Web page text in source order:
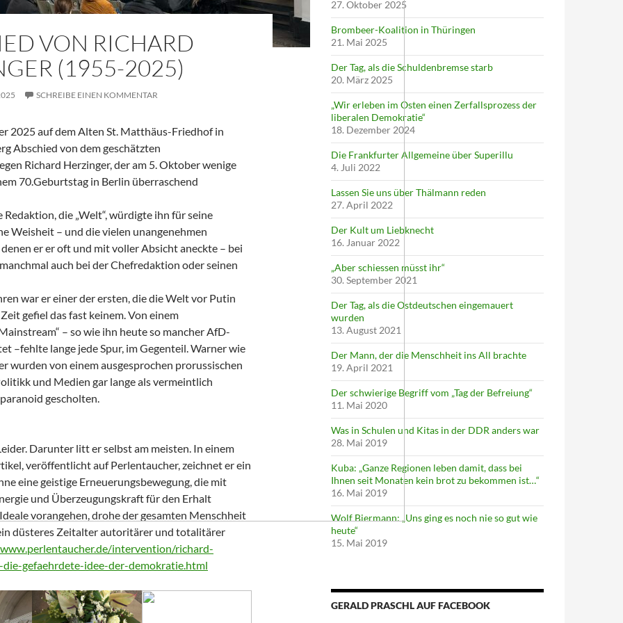
VON RICHARD
(1955-2025)
SCHREIBE EINEN KOMMENTAR
2025 auf dem Alten St. Matthäus-Friedhof in
Abschied von dem geschätzten
Richard Herzinger, der am 5. Oktober wenige
70.Geburtstag in Berlin überraschend
Redaktion, die „Welt“, würdigte ihn für seine
Weisheit – und die vielen unangenehmen
er er oft und mit voller Absicht aneckte – bei
auch bei der Chefredaktion oder seinen
war er einer der ersten, die die Welt vor Putin
gefiel das fast keinem. Von einem
– so wie ihn heute so mancher AfD-
–fehlte lange jede Spur, im Gegenteil. Warner wie
wurden von einem ausgesprochen prorussischen
und Medien gar lange als vermeintlich
gescholten.
Darunter litt er selbst am meisten. In einem
veröffentlicht auf Perlentaucher, zeichnet er ein
eine geistige Erneuerungsbewegung, die mit
und Überzeugungskraft für den Erhalt
vorangehen, drohe der gesamten Menschheit
düsteres Zeitalter autoritärer und totalitärer
intervention/richard-
gefaehrdete-idee-der-demokratie.html
27. Oktober 2025
Brombeer-Koalition in Thüringen
21. Mai 2025
Der Tag, als die Schuldenbremse starb
20. März 2025
„Wir erleben im Osten einen Zerfallsprozess der
liberalen Demokratie“
18. Dezember 2024
Die Frankfurter Allgemeine über Superillu
4. Juli 2022
Lassen Sie uns über Thälmann reden
27. April 2022
Der Kult um Liebknecht
16. Januar 2022
„Aber schiessen müsst ihr“
30. September 2021
Der Tag, als die Ostdeutschen eingemauert
wurden
13. August 2021
Der Mann, der die Menschheit ins All brachte
19. April 2021
Der schwierige Begriff vom „Tag der Befreiung“
11. Mai 2020
Was in Schulen und Kitas in der DDR anders war
28. Mai 2019
Kuba: „Ganze Regionen leben damit, dass bei
Ihnen seit Monaten kein brot zu bekommen ist…“
16. Mai 2019
Wolf Biermann: „Uns ging es noch nie so gut wie
heute“
15. Mai 2019
GERALD PRASCHL AUF FACEBOOK